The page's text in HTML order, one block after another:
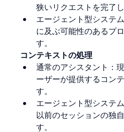
狭いリクエストを完了し
エージェント型システ
に及ぶ可能性のあるプ
す。
コンテキストの処理
通常のアシスタント：
ーザーが提供するコン
す。
エージェント型システ
以前のセッションの独
す。